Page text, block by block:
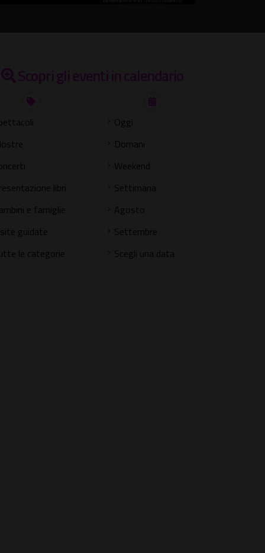
Scopri gli eventi in calendario
libri
e famiglie
guidate
le categorie
Oggi
Domani
Weekend
Settimana
Agosto
Settembre
Scegli una data